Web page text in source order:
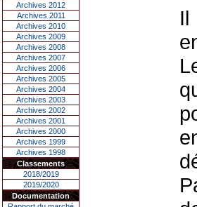
Archives 2012
Archives 2011
Archives 2010
Archives 2009
Archives 2008
Archives 2007
Archives 2006
Archives 2005
Archives 2004
Archives 2003
Archives 2002
Archives 2001
Archives 2000
Archives 1999
Archives 1998
Classements
2018/2019
2019/2020
Documentation
Il